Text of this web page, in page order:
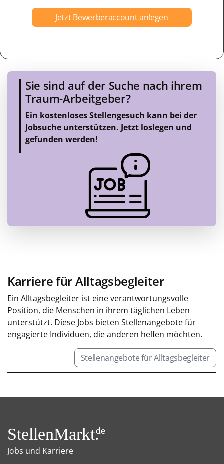
Jetzt Bewerberaccount anlegen
Sie sind auf der Suche nach ihrem
Traum-Arbeitgeber?
Ein kostenloses Stellengesuch kann bei der
Jobsuche unterstützen. Jetzt loslegen und
gefunden werden!
Karriere für Alltagsbegleiter
Ein Alltagsbegleiter ist eine verantwortungsvolle
Position, die Menschen in ihrem täglichen Leben
unterstützt. Diese Jobs bieten Stellenangebote für
engagierte Individuen, die anderen helfen möchten.
Stellenangebote für Alltagsbegleiter
StellenMarkt.de
Jobs und Karriere